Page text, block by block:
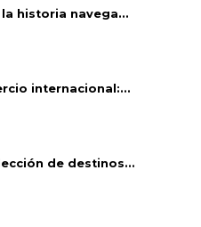
historia navega...
internacional:...
de destinos...